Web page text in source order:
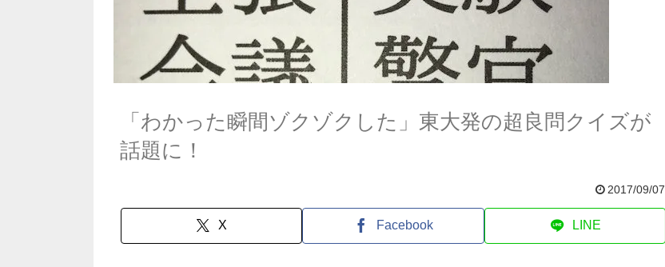
「わかった瞬間ゾクゾクした」東大発の超良問クイズが
話題に！
2017/09/07
X Facebook LINE